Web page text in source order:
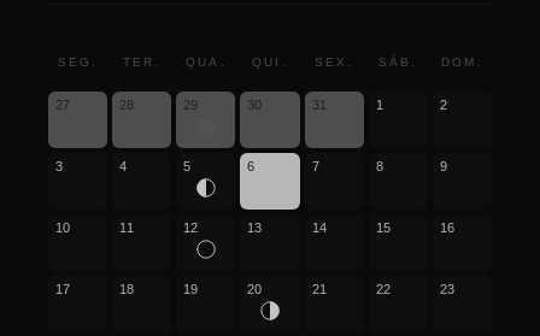
SEG. TER. QUA. QUI. SEX. SÁB. DOM.
27 28 29 30 31 1 2
3 4 5 6 7 8 9
10 11 12 13 14 15 16
17 18 19 20 21 22 23